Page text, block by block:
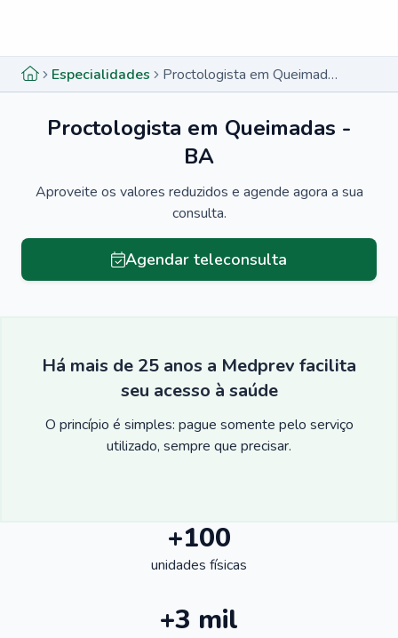
Especialidades Proctologista em Queimadas - BA
Proctologista em Queimadas -
BA
Aproveite os valores reduzidos e agende agora a sua
consulta.
Agendar teleconsulta
Há mais de 25 anos a Medprev facilita
seu acesso à saúde
O princípio é simples: pague somente pelo serviço
utilizado, sempre que precisar.
+100
unidades físicas
+3 mil